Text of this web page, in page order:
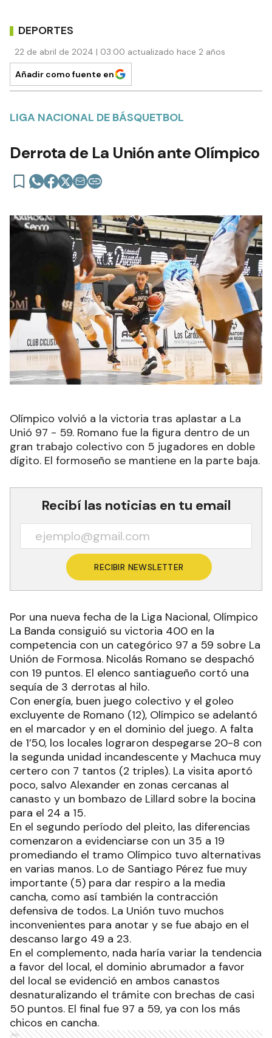
DEPORTES
22 de abril de 2024 | 03:00 actualizado hace 2 años
Añadir como fuente en
LIGA NACIONAL DE BÁSQUETBOL
Derrota de La Unión ante Olímpico
Olímpico volvió a la victoria tras aplastar a La
Unió 97 - 59. Romano fue la figura dentro de un
gran trabajo colectivo con 5 jugadores en doble
dígito. El formoseño se mantiene en la parte baja.
Recibí las noticias en tu email
RECIBIR NEWSLETTER
Por una nueva fecha de la Liga Nacional, Olímpico
La Banda consiguió su victoria 400 en la
competencia con un categórico 97 a 59 sobre La
Unión de Formosa. Nicolás Romano se despachó
con 19 puntos. El elenco santiagueño cortó una
sequía de 3 derrotas al hilo.
Con energía, buen juego colectivo y el goleo
excluyente de Romano (12), Olímpico se adelantó
en el marcador y en el dominio del juego. A falta
de 1’50, los locales lograron despegarse 20-8 con
la segunda unidad incandescente y Machuca muy
certero con 7 tantos (2 triples). La visita aportó
poco, salvo Alexander en zonas cercanas al
canasto y un bombazo de Lillard sobre la bocina
para el 24 a 15.
En el segundo período del pleito, las diferencias
comenzaron a evidenciarse con un 35 a 19
promediando el tramo Olímpico tuvo alternativas
en varias manos. Lo de Santiago Pérez fue muy
importante (5) para dar respiro a la media
cancha, como así también la contracción
defensiva de todos. La Unión tuvo muchos
inconvenientes para anotar y se fue abajo en el
descanso largo 49 a 23.
En el complemento, nada haría variar la tendencia
a favor del local, el dominio abrumador a favor
del local se evidenció en ambos canastos
desnaturalizando el trámite con brechas de casi
50 puntos. El final fue 97 a 59, ya con los más
chicos en cancha.
Ads